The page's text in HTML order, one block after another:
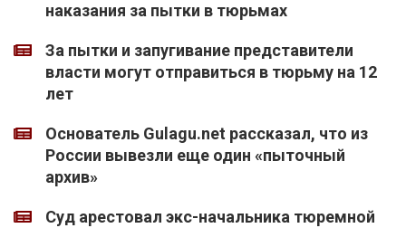
наказания за пытки в тюрьмах
За пытки и запугивание представители
власти могут отправиться в тюрьму на 12
лет
Основатель Gulagu.net рассказал, что из
России вывезли еще один «пыточный
архив»
Суд арестовал экс-начальника тюремной